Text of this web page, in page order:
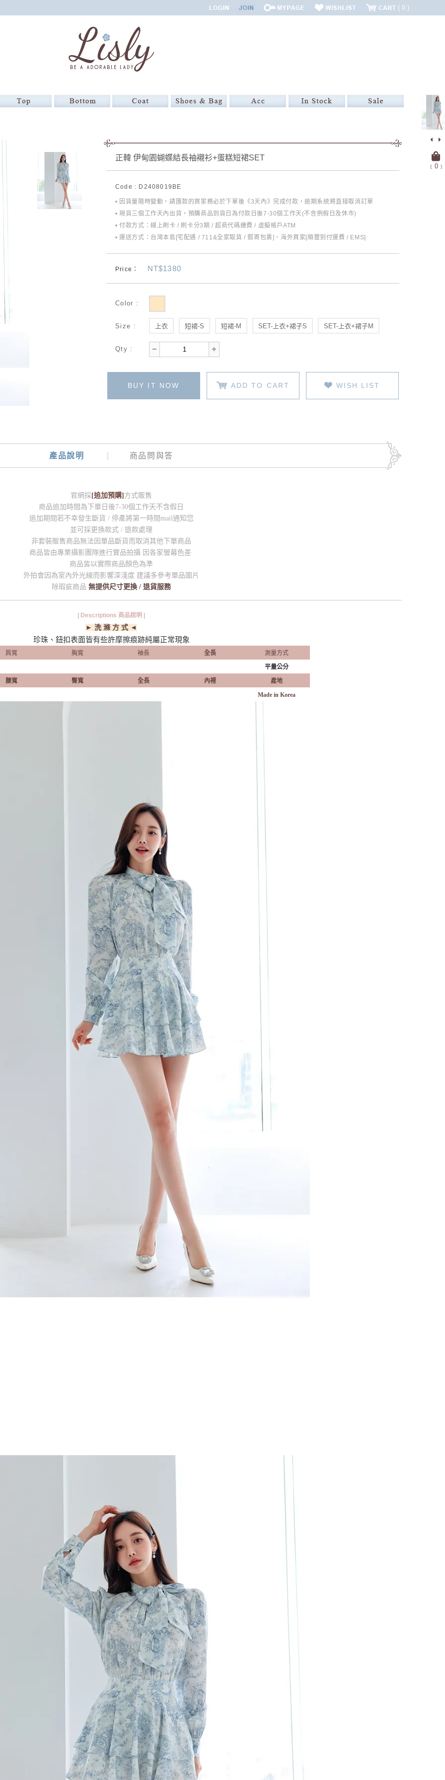
0
﹝ 0﹞
正韓 伊甸園蝴蝶結長袖襯衫+蛋糕短裙SET
Code : D2408019BE
• 因貨量隨時變動，請匯款的買家務必於下單後《3天內》完成付款，逾期系統將直接取消訂單
• 現貨三個工作天內出貨，預購商品到貨日為付款日後7-30個工作天(不含例假日及休市)
• 付款方式：線上刷卡 / 刷卡分3期 / 超商代碼繳費 / 虛擬帳戶ATM
• 運送方式：台灣本島[宅配通 / 711&全家取貨 / 郵寄包裹]、海外買家[順豐到付運費 / EMS]
Price： NT$1380
Color :
Size : 上衣 短裙-S 短裙-M SET-上衣+裙子S SET-上衣+裙子M
Qty :
BUY IT NOW ADD TO CART WISH LIST
產品說明 商品問與答
官網採 [追加預購] 方式販售
商品追加時間為下單日後7-30個工作天不含假日
追加期間若不幸發生斷貨 / 停產將第一時間mail通知您
並可採更換款式 / 退款處理
非套裝販售商品無法因單品斷貨而取消其他下單商品
商品皆由專業攝影團隊進行實品拍攝 因各家螢幕色差
商品皆以實際商品顏色為準
外拍會因為室內外光線而影響深淺度 建議多參考單品圖片
除瑕疵商品 無提供尺寸更換 / 退貨服務
| Descriptions 商品說明 |
► 洗 滌 方 式 ◄
珍珠、鈕扣表面皆有些許摩擦痕跡純屬正常現象
肩寬 胸寬 袖長 全長
測量方式
平量公分
腰寬 臀寬 全長 內裡 產地
Made in Korea